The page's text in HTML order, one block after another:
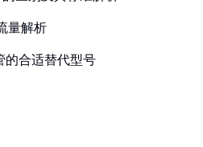
量解析
的合适替代型号